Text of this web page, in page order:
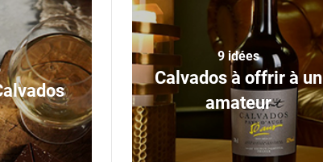
9 idées
Calvados à offrir à un
amateur